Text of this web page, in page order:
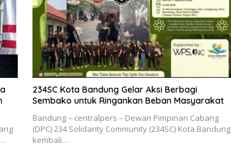
234SC Kota Bandung Gelar Aksi Berbagi
Sembako untuk Ringankan Beban Masyarakat
Bandung – centralpers – Dewan Pimpinan Cabang
(DPC) 234 Solidarity Community (234SC) Kota Bandung
kembali…